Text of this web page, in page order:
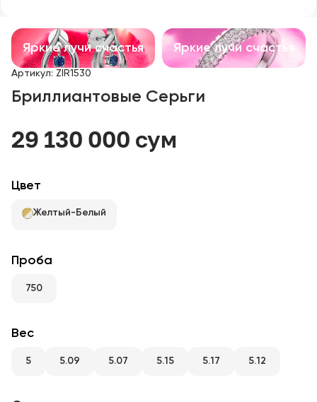
Аксессуары
Все
О нас
Избранное
Яркие лучи счастья Яркие лучи счастья
Артикул: ZIR1530
Бриллиантовые Серьги
29 130 000 сум
Цвет
Желтый-Белый
Проба
750
Вес
5 5.09 5.07 5.15 5.17 5.12